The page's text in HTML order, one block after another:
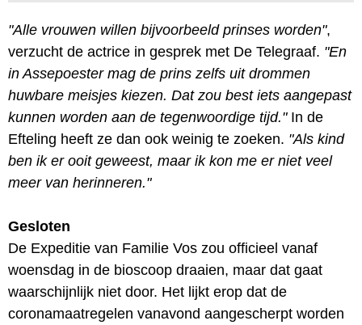
"Alle vrouwen willen bijvoorbeeld prinses worden",
verzucht de actrice in gesprek met De Telegraaf. "En
in Assepoester mag de prins zelfs uit drommen
huwbare meisjes kiezen. Dat zou best iets aangepast
kunnen worden aan de tegenwoordige tijd."In de
Efteling heeft ze dan ook weinig te zoeken. "Als kind
ben ik er ooit geweest, maar ik kon me er niet veel
meer van herinneren."
Gesloten
De Expeditie van Familie Vos zou officieel vanaf
woensdag in de bioscoop draaien, maar dat gaat
waarschijnlijk niet door. Het lijkt erop dat de
coronamaatregelen vanavond aangescherpt worden